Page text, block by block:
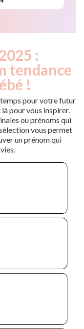
:
tendance
!
temps pour votre futur
pour vous inspirer.
ou prénoms qui
vous permet
un prénom qui